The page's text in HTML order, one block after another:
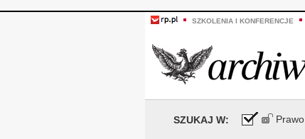
SZKOLENIA I KONFERENCJE
SZUKAJ W: Prawo